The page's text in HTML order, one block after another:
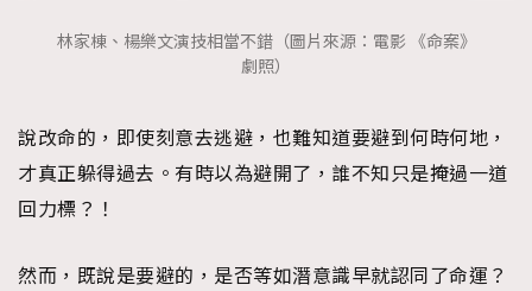
林家棟、楊樂文演技相當不錯（圖片來源：電影 《命案》
劇照）
說改命的，即使刻意去逃避，也難知道要避到何時何地，
才真正躲得過去。有時以為避開了，誰不知只是掩過一道
回力標？！
然而，既說是要避的，是否等如潛意識早就認同了命運？